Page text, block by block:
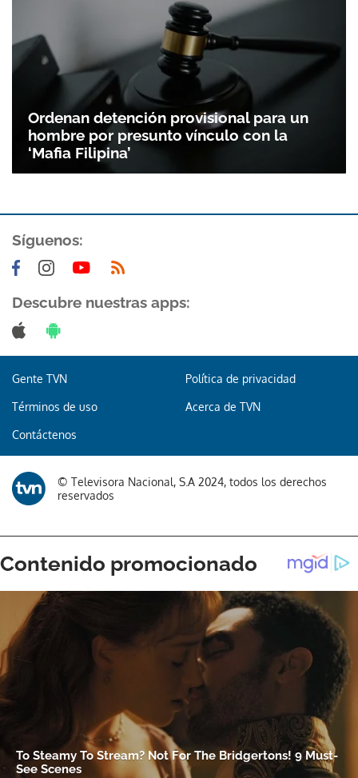
Gracias por suscribirte a nuestro boletín.
Ordenan detención provisional para un
hombre por presunto vínculo con la
‘Mafia Filipina’
Síguenos:
Descubre nuestras apps:
Gente TVN Política de privacidad
Términos de uso Acerca de TVN
Contáctenos
© Televisora Nacional, S.A 2024, todos los derechos
reservados